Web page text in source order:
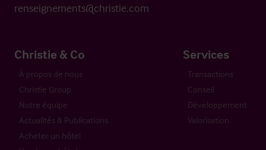
renseignements@christie.com
Christie & Co
À propos de nous
Christie Group
Notre équipe
Actualités & Publications
Acheter un hôtel
Services
Transactions
Conseil
Développement
Valorisation